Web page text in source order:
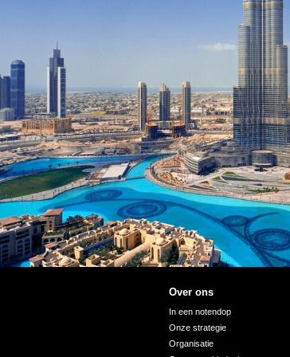
Over ons
In een notendop
Onze strategie
Organisatie